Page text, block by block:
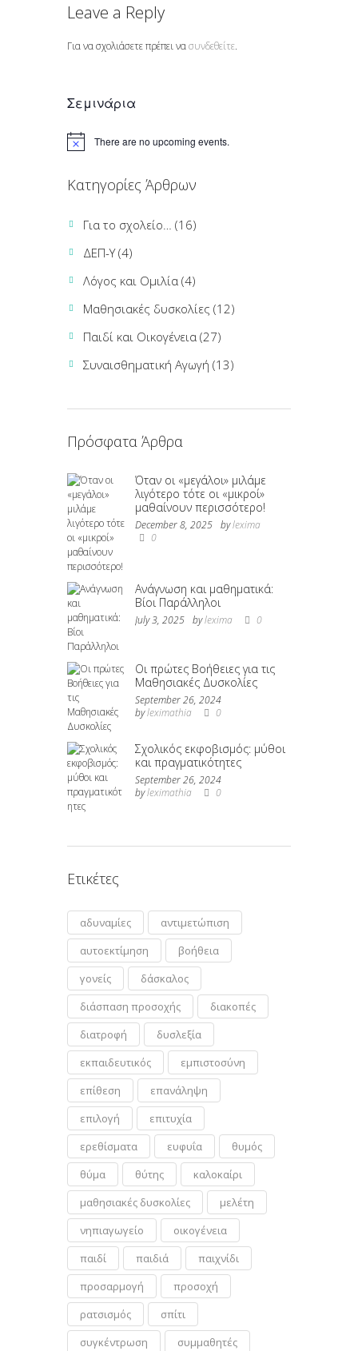
Leave a Reply
Για να σχολιάσετε πρέπει νασυνδεθείτε.
Σεμινάρια
There are no upcoming events.
Κατηγορίες Άρθρων
Για το σχολείο… (16)
ΔΕΠ-Υ(4)
Λόγος και Ομιλία (4)
Μαθησιακές δυσκολίες (12)
Παιδί και Οικογένεια (27)
Συναισθηματική Αγωγή (13)
Πρόσφατα Άρθρα
Όταν οι «μεγάλοι» μιλάμε
λιγότερο τότε οι «μικροί»
μαθαίνουν περισσότερο!
December 8, 2025 bylexima
0
Ανάγνωση και μαθηματικά:
Βίοι Παράλληλοι
July 3, 2025 bylexima 0
Οι πρώτες Βοήθειες για τις
Μαθησιακές Δυσκολίες
September 26, 2024
byleximathia 0
Σχολικός εκφοβισμός: μύθοι
και πραγματικότητες
September 26, 2024
byleximathia 0
Ετικέτες
αδυναμίες
αντιμετώπιση
αυτοεκτίμηση
βοήθεια
γονείς
δάσκαλος
διάσπαση προσοχής
διακοπές
διατροφή
δυσλεξία
εκπαιδευτικός
εμπιστοσύνη
επίθεση
επανάληψη
επιλογή
επιτυχία
ερεθίσματα
ευφυΐα
θυμός
θύμα
θύτης
καλοκαίρι
μαθησιακές δυσκολίες
μελέτη
νηπιαγωγείο
οικογένεια
παιδί
παιδιά
παιχνίδι
προσαρμογή
προσοχή
ρατσισμός
σπίτι
συγκέντρωση
συμμαθητές